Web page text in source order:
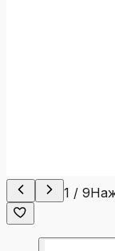
1 / 9